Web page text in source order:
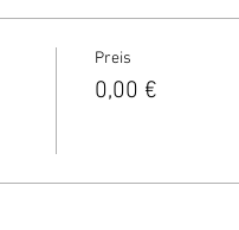
Preis
0,00 €